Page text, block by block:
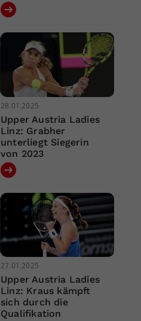
28.01.2025
Upper Austria Ladies
Linz: Grabher
unterliegt Siegerin
von 2023
27.01.2025
Upper Austria Ladies
Linz: Kraus kämpft
sich durch die
Qualifikation